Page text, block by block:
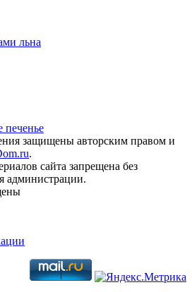
льна
печенье
защищены авторским правом и
.
сайта запрещена без
администрации.